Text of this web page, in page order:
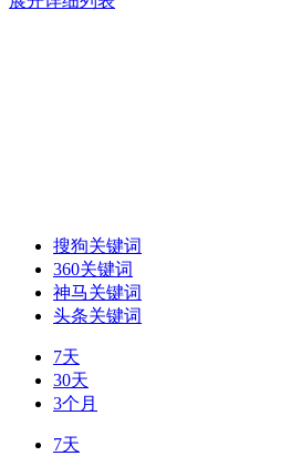
搜狗关键词
360关键词
神马关键词
头条关键词
7天
30天
3个月
7天